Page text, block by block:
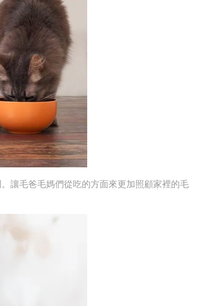
讓毛爸毛媽們從吃的方面來更加照顧家裡的毛